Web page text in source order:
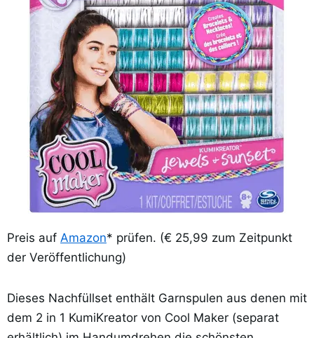
Preis auf Amazon* prüfen. (€ 25,99 zum Zeitpunkt
der Veröffentlichung)
Dieses Nachfüllset enthält Garnspulen aus denen mit
dem 2 in 1 KumiKreator von Cool Maker (separat